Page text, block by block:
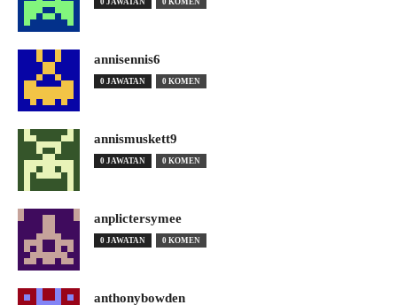
annisennis6
0 JAWATAN 0 KOMEN
annismuskett9
0 JAWATAN 0 KOMEN
anplictersymee
0 JAWATAN 0 KOMEN
anthonybowden